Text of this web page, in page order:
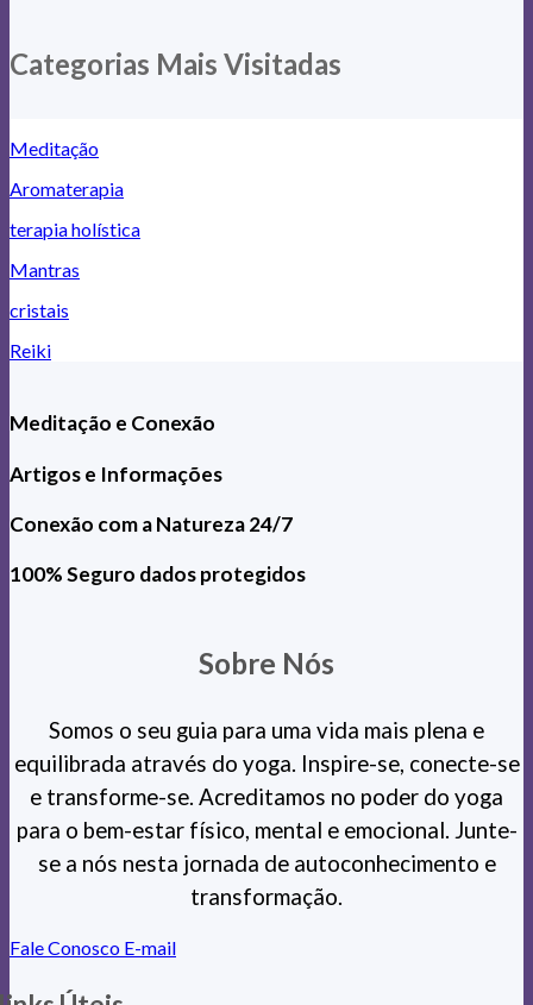
Categorias Mais Visitadas
Meditação
Aromaterapia
terapia holística
Mantras
cristais
Reiki
Meditação e Conexão
Artigos e Informações
Conexão com a Natureza 24/7
100% Seguro dados protegidos
Sobre Nós
Somos o seu guia para uma vida mais plena e
equilibrada através do yoga. Inspire-se, conecte-se
e transforme-se. Acreditamos no poder do yoga
para o bem-estar físico, mental e emocional. Junte-
se a nós nesta jornada de autoconhecimento e
transformação.
Fale Conosco E-mail